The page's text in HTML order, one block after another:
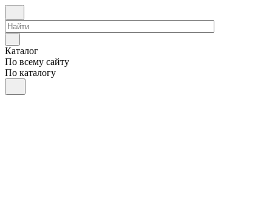
Каталог
По всему сайту
По каталогу